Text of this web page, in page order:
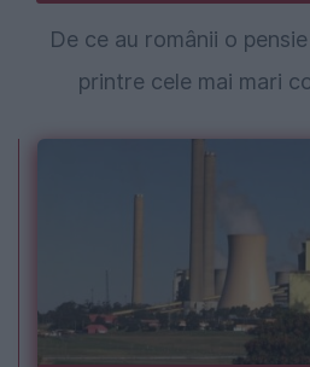
De ce au românii o
printre cele mai mari